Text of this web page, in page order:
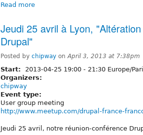
Read more
Jeudi 25 avril à Lyon,
Drupal"
Posted by chipway onApril 3, 2013 at 7:38pm
Start: 2013-04-25 19:00 - 21:30 Europe/
Organizers:
chipway
Event type:
User group meeting
http://www.meetup.com/drupal-france-
Jeudi 25 avril, notre réunion-conférence